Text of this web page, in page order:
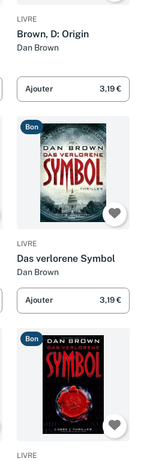
LIVRE
Brown, D: Origin
Dan Brown
Ajouter 3,19 €
Bon
LIVRE
Das verlorene Symbol
Dan Brown
Ajouter 3,19 €
Bon
LIVRE